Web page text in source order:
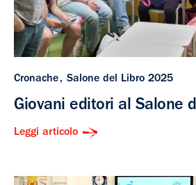
Cronache Salone del Libro 2025
Giovani editori al Salone
Leggi articolo